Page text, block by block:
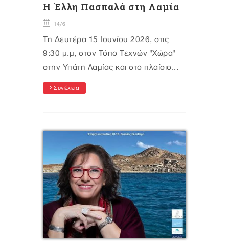
H Έλλη Πασπαλά στη Λαμία
14/6
Τη Δευτέρα 15 Ιουνίου 2026, στις
9:30 μ.μ, στον Τόπο Τεχνών "Χώρα"
στην Υπάτη Λαμίας και στο πλαίσιο...
Συνέχεια